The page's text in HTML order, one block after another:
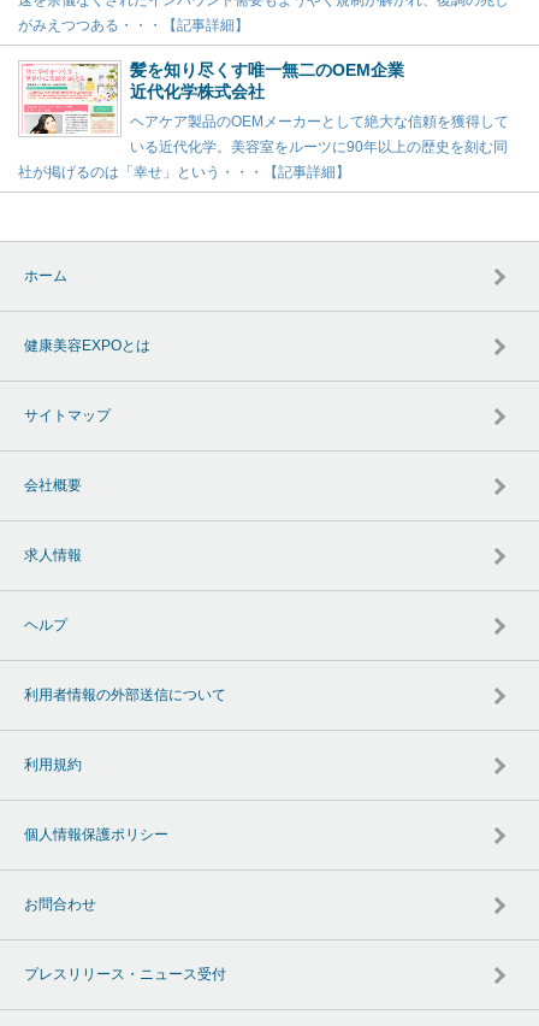
がみえつつある・・・【記事詳細】
髪を知り尽くす唯一無二のOEM企業
近代化学株式会社
ヘアケア製品のOEMメーカーとして絶大な信頼を獲得して
いる近代化学。美容室をルーツに90年以上の歴史を刻む同
社が掲げるのは「幸せ」という・・・【記事詳細】
ホーム
健康美容EXPOとは
サイトマップ
会社概要
求人情報
ヘルプ
利用者情報の外部送信について
利用規約
個人情報保護ポリシー
お問合わせ
プレスリリース・ニュース受付